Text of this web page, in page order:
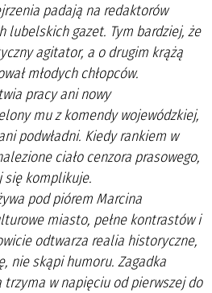
padają na redaktorów
lubelskich gazet. Tym bardziej, że
agitator, a o drugim krążą
młodych chłopców.
pracy ani nowy
mu z komendy wojewódzkiej,
podwładni. Kiedy rankiem w
ciało cenzora prasowego,
się komplikuje.
pod piórem Marcina
miasto, pełne kontrastów i
odtwarza realia historyczne,
nie skąpi humoru. Zagadka
w napięciu od pierwszej do